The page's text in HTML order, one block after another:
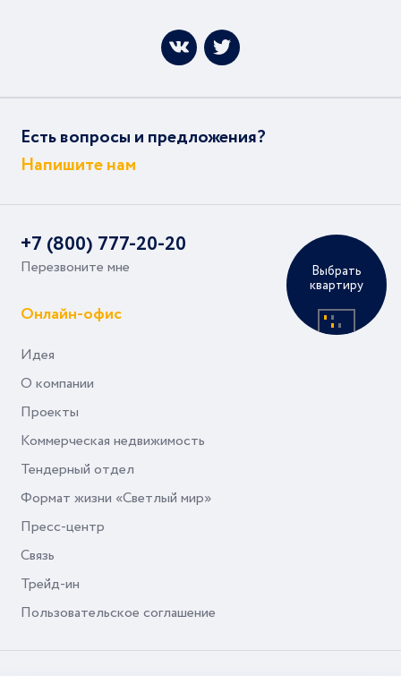
Выбрать
квартиру
Есть вопросы и предложения?
Напишите нам
+7 (800) 777-20-20
Перезвоните мне
Онлайн-офис
Идея
О компании
Проекты
Коммерческая недвижимость
Тендерный отдел
Формат жизни «Светлый мир»
Пресс-центр
Связь
Трейд-ин
Пользовательское соглашение